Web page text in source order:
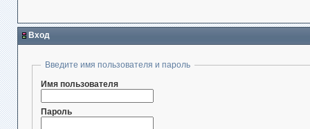
Вход
Введите имя пользователя и пароль
Имя пользователя
Пароль